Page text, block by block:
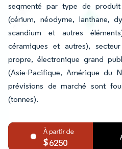
segmenté par type de
(cérium, néodyme, lanthane,
scandium et autres
céramiques et autres),
propre, électronique grand
(Asie-Pacifique, Amérique du
prévisions de marché sont
(tonnes).
6250